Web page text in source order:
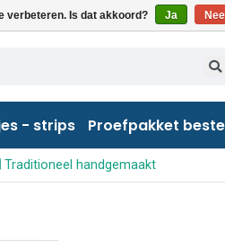
verbeteren. Is dat akkoord? Ja Nee
- strips Proefpakket
Traditioneel handgemaakt